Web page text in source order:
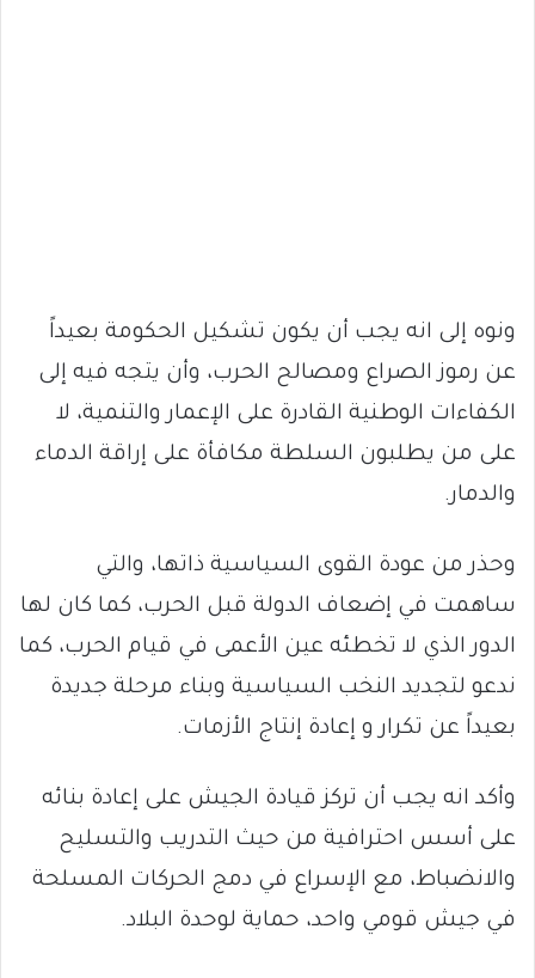
ونوه إلى انه يجب أن يكون تشكيل الحكومة بعيداً
عن رموز الصراع ومصالح الحرب، وأن يتجه فيه إلى
الكفاءات الوطنية القادرة على الإعمار والتنمية، لا
على من يطلبون السلطة مكافأة على إراقة الدماء
والدمار.
وحذر من عودة القوى السياسية ذاتها، والتي
ساهمت في إضعاف الدولة قبل الحرب، كما كان لها
الدور الذي لا تخطئه عين الأعمى في قيام الحرب، كما
ندعو لتجديد النخب السياسية وبناء مرحلة جديدة
بعيداً عن تكرار و إعادة إنتاج الأزمات.
وأكد انه يجب أن تركز قيادة الجيش على إعادة بنائه
على أسس احترافية من حيث التدريب والتسليح
والانضباط، مع الإسراع في دمج الحركات المسلحة
في جيش قومي واحد، حماية لوحدة البلاد.